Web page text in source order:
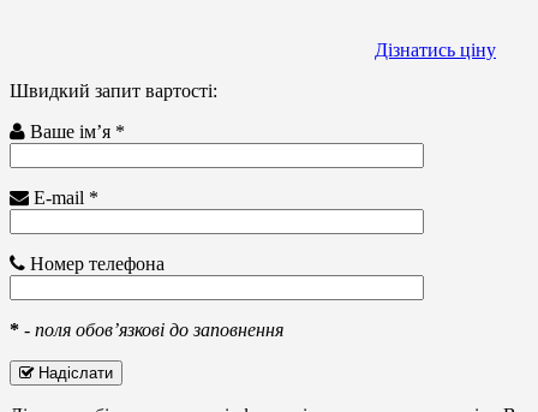
Дізнатись ціну
Швидкий запит вартості:
Ваше ім’я *
E-mail *
Номер телефона
* - поля обов’язкові до заповнення
Надіслати